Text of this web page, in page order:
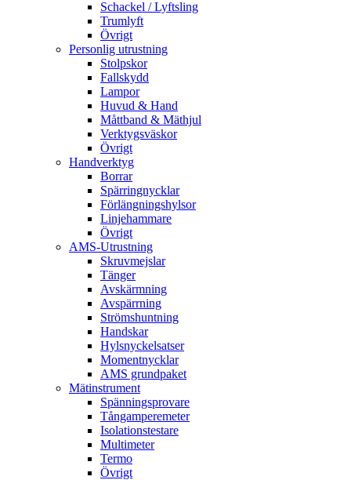
Schackel / Lyftsling
Trumlyft
Övrigt
Personlig utrustning
Stolpskor
Fallskydd
Lampor
Huvud & Hand
Måttband & Mäthjul
Verktygsväskor
Övrigt
Handverktyg
Borrar
Spärringnycklar
Förlängningshylsor
Linjehammare
Övrigt
AMS-Utrustning
Skruvmejslar
Tänger
Avskärmning
Avspärrning
Strömshuntning
Handskar
Hylsnyckelsatser
Momentnycklar
AMS grundpaket
Mätinstrument
Spänningsprovare
Tångamperemeter
Isolationstestare
Multimeter
Termo
Övrigt